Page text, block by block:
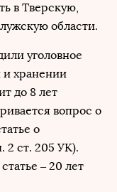
в Тверскую,
области.
уголовное
и хранении
до 8 лет
вопрос о
о
2 ст. 205 УК).
– 20 лет